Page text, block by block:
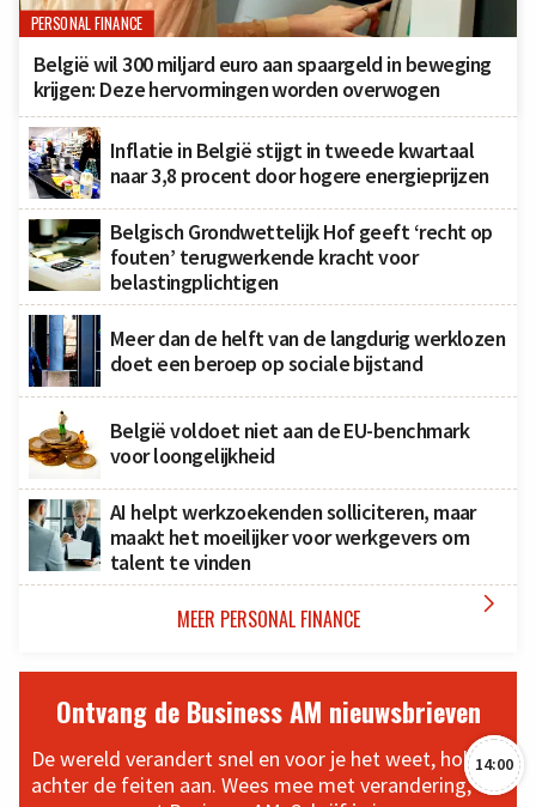
PERSONAL FINANCE
België wil 300 miljard euro aan spaargeld in beweging
krijgen: Deze hervormingen worden overwogen
Inflatie in België stijgt in tweede kwartaal
naar 3,8 procent door hogere energieprijzen
Belgisch Grondwettelijk Hof geeft ‘recht op
fouten’ terugwerkende kracht voor
belastingplichtigen
Meer dan de helft van de langdurig werklozen
doet een beroep op sociale bijstand
België voldoet niet aan de EU-benchmark
voor loongelijkheid
AI helpt werkzoekenden solliciteren, maar
maakt het moeilijker voor werkgevers om
talent te vinden
MEER PERSONAL FINANCE 
Ontvang de Business AM nieuwsbrieven
De wereld verandert snel en voor je het weet, hol je
achter de feiten aan. Wees mee met verandering,
14:00